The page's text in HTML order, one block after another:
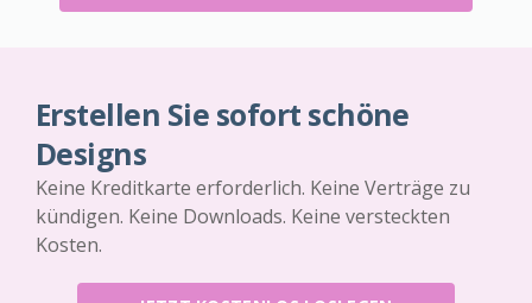
Erstellen Sie sofort schöne
Designs
Keine Kreditkarte erforderlich. Keine Verträge zu
kündigen. Keine Downloads. Keine versteckten
Kosten.